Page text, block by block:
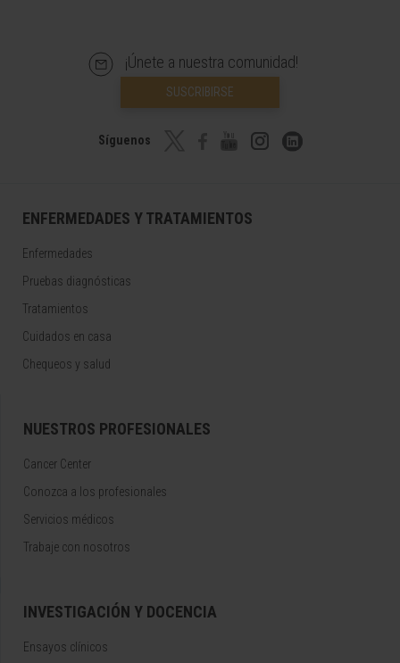
¡Únete a nuestra comunidad!
SUSCRIBIRSE
Síguenos
ENFERMEDADES Y TRATAMIENTOS
Enfermedades
Pruebas diagnósticas
Tratamientos
Cuidados en casa
Chequeos y salud
NUESTROS PROFESIONALES
Cancer Center
Conozca a los profesionales
Servicios médicos
Trabaje con nosotros
INVESTIGACIÓN Y DOCENCIA
Ensayos clínicos